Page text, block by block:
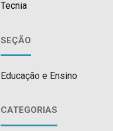
Tecnia
SEÇÃO
Educação e Ensino
CATEGORIAS